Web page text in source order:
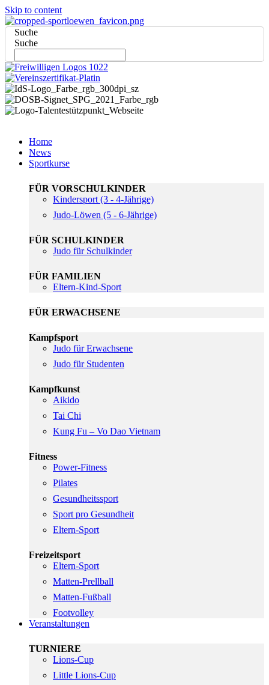
Skip to content
Suche
Suche
Home
News
Sportkurse
FÜR VORSCHULKINDER
Kindersport (3 - 4-Jährige)
Judo-Löwen (5 - 6-Jährige)
FÜR SCHULKINDER
Judo für Schulkinder
FÜR FAMILIEN
Eltern-Kind-Sport
FÜR ERWACHSENE
Kampfsport
Judo für Erwachsene
Judo für Studenten
Kampfkunst
Aikido
Tai Chi
Kung Fu – Vo Dao Vietnam
Fitness
Power-Fitness
Pilates
Gesundheitssport
Sport pro Gesundheit
Eltern-Sport
Freizeitsport
Eltern-Sport
Matten-Prellball
Matten-Fußball
Footvolley
Veranstaltungen
TURNIERE
Lions-Cup
Little Lions-Cup